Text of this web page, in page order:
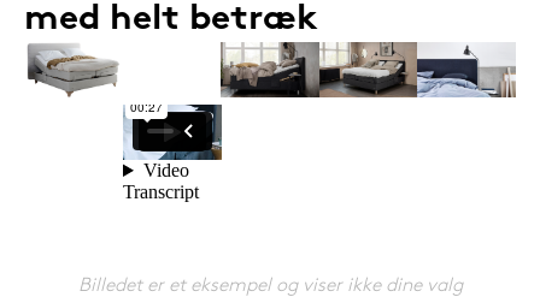
Silvana Support hovedpude 50x65 cm Flourine (blå)
med helt betræk
Billedet er et eksempel og viser ikke dine valg